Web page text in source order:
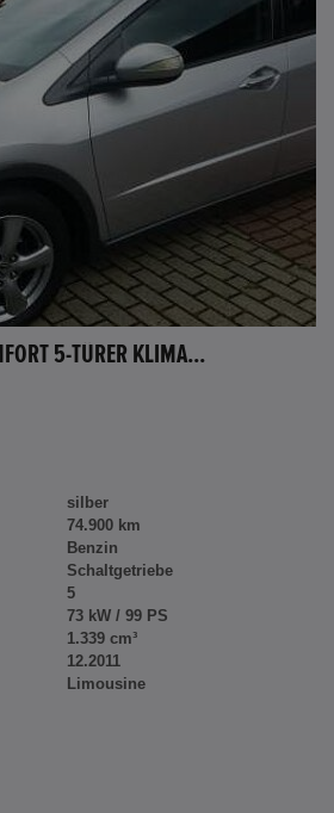
5-TÜRER KLIMA...
silber
74.900 km
Benzin
Schaltgetriebe
5
73 kW / 99 PS
1.339 cm³
12.2011
Limousine